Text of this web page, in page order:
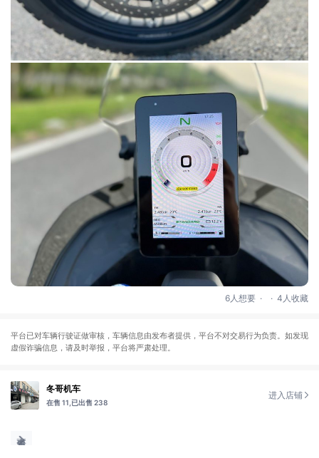
6人想要 . . 4人收藏
平台已对车辆行驶证做审核，车辆信息由发布者提供，平台不对交易行为负责。如发现
虚假诈骗信息，请及时举报，平台将严肃处理。
冬哥机车
在售 11, 已出售 238
进入店铺